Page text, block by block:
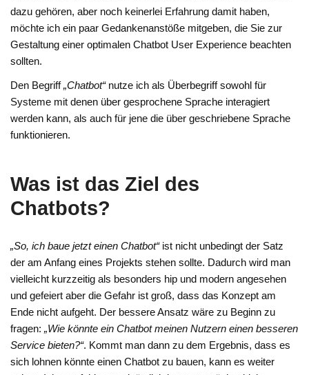
dazu gehören, aber noch keinerlei Erfahrung damit haben,
möchte ich ein paar Gedankenanstöße mitgeben, die Sie zur
Gestaltung einer optimalen Chatbot User Experience beachten
sollten.
Den Begriff„Chatbot“nutze ich als Überbegriff sowohl für
Systeme mit denen über gesprochene Sprache interagiert
werden kann, als auch für jene die über geschriebene Sprache
funktionieren.
Was ist das Ziel des
Chatbots?
„So, ich baue jetzt einen Chatbot“ist nicht unbedingt der Satz
der am Anfang eines Projekts stehen sollte. Dadurch wird man
vielleicht kurzzeitig als besonders hip und modern angesehen
und gefeiert aber die Gefahr ist groß, dass das Konzept am
Ende nicht aufgeht. Der bessere Ansatz wäre zu Beginn zu
fragen:„Wie könnte ein Chatbot meinen Nutzern einen besseren
Service bieten?“. Kommt man dann zu dem Ergebnis, dass es
sich lohnen könnte einen Chatbot zu bauen, kann es weiter